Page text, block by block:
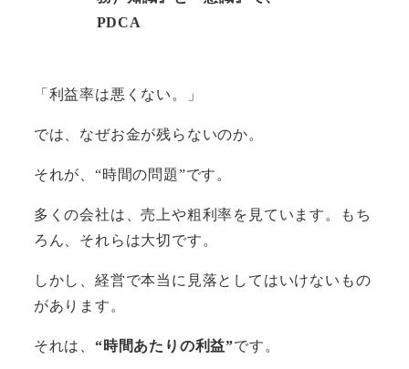
PDCA
「利益率は悪くない。」
では、なぜお金が残らないのか。
それが、“時間の問題”です。
多くの会社は、売上や粗利率を見ています。もち
ろん、それらは大切です。
しかし、経営で本当に見落としてはいけないもの
があります。
それは、 “時間あたりの利益”です。